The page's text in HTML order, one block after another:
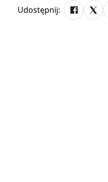
Udostępnij: